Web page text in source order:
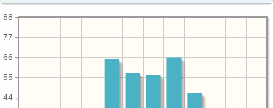
44
55
66
77
88